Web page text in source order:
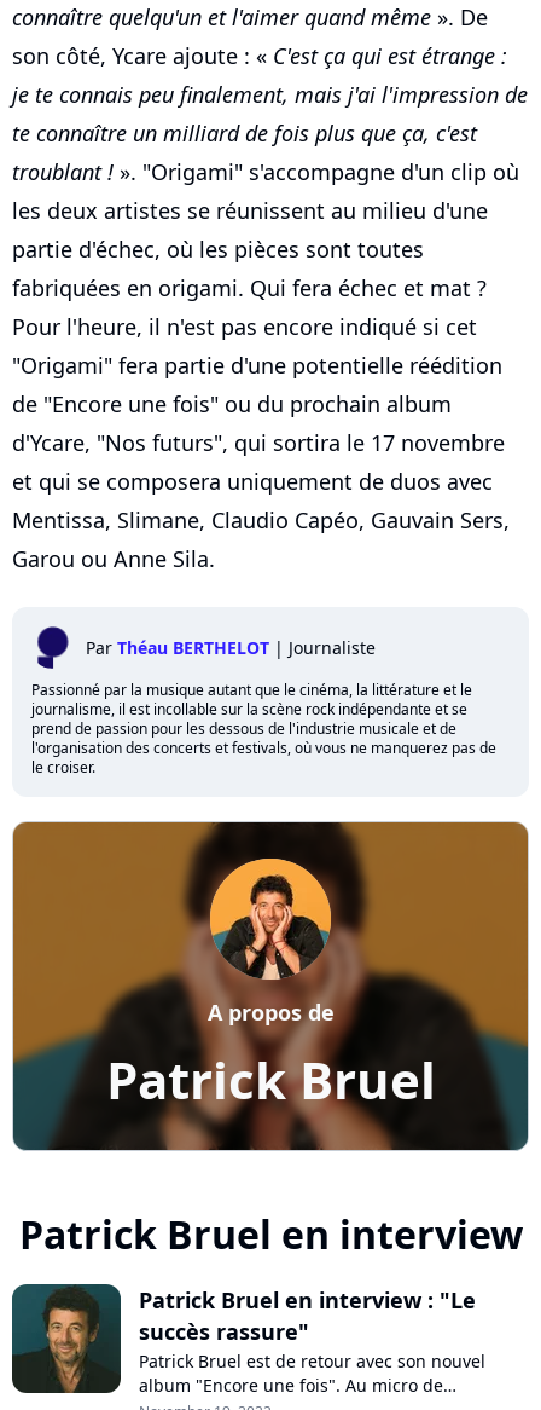
connaître quelqu'un et l'aimer quand même ». De
son côté, Ycare ajoute : « C'est ça qui est étrange :
je te connais peu finalement, mais j'ai l'impression de
te connaître un milliard de fois plus que ça, c'est
troublant ! ». "Origami" s'accompagne d'un clip où
les deux artistes se réunissent au milieu d'une
partie d'échec, où les pièces sont toutes
fabriquées en origami. Qui fera échec et mat ?
Pour l'heure, il n'est pas encore indiqué si cet
"Origami" fera partie d'une potentielle réédition
de "Encore une fois" ou du prochain album
d'Ycare, "Nos futurs", qui sortira le 17 novembre
et qui se composera uniquement de duos avec
Mentissa, Slimane, Claudio Capéo, Gauvain Sers,
Garou ou Anne Sila.
Par Théau BERTHELOT | Journaliste
Passionné par la musique autant que le cinéma, la littérature et le
journalisme, il est incollable sur la scène rock indépendante et se
prend de passion pour les dessous de l'industrie musicale et de
l'organisation des concerts et festivals, où vous ne manquerez pas de
le croiser.
Patrick Bruel
A propos de
Patrick Bruel en interview
Patrick Bruel en interview : "Le
succès rassure"
Patrick Bruel est de retour avec son nouvel
album "Encore une fois". Au micro de